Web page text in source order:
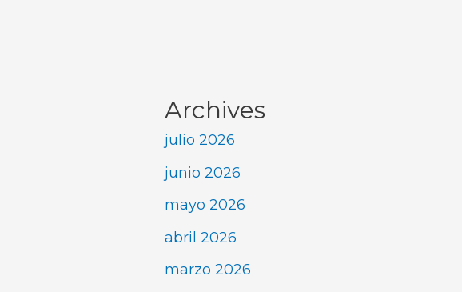
Archives
julio 2026
junio 2026
mayo 2026
abril 2026
marzo 2026